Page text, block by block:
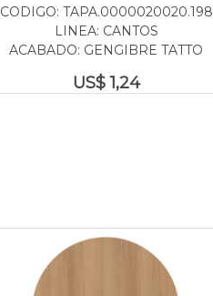
CODIGO: TAPA.0000020020.198
LINEA: CANTOS
ACABADO: GENGIBRE TATTO
US$1,24